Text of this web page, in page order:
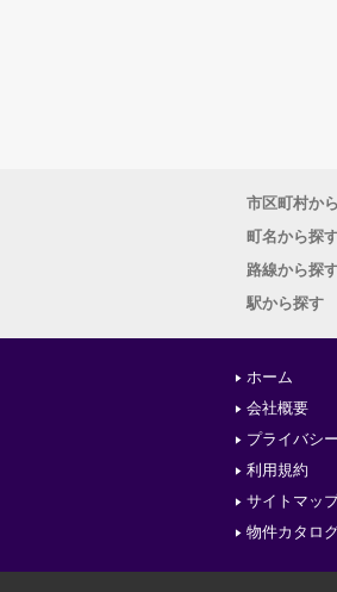
市区町村か
町名から探
路線から探
駅から探す
ホーム
会社概要
プライバシ
利用規約
サイトマッ
物件カタロ